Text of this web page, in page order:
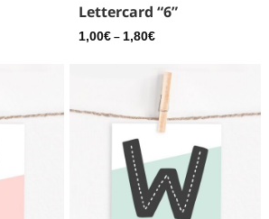
Lettercard “6”
1,00€ – 1,80€